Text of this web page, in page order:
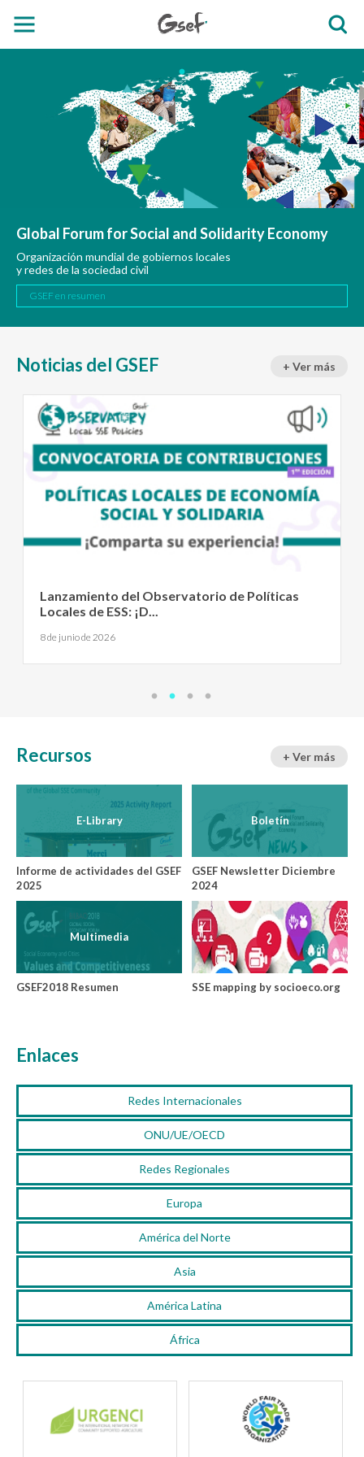
Global Forum for Social and Solidarity Economy
Organización mundial de gobiernos locales
y redes de la sociedad civil
GSEF en resumen
Noticias del GSEF + Ver más
Lanzamiento del Observatorio de Políticas
Locales de ESS: ¡D...
8 de junio de 2026
Recursos + Ver más
E-Library
Informe de actividades del GSEF
2025
Boletín
GSEF Newsletter Diciembre
2024
Multimedia
GSEF2018 Resumen SSE mapping by socioeco.org
Enlaces
Redes Internacionales
ONU/UE/OECD
Redes Regionales
Europa
América del Norte
Asia
América Latina
África